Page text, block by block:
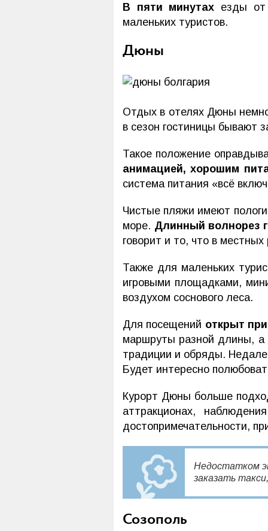
В пяти минутах езды от
маленьких туристов.
Дюны
Отдых в отелях Дюны
в сезон гостиницы бывают
Такое положение
анимацией, хорошим
система питания «всё
Чистые пляжи имеют
море. Длинный волнорез
говорит и то, что в
Также для маленьких
игровыми площадками,
воздухом соснового леса.
Для посещений открыт
маршруты разной длины, а
традиции и обряды.
Будет интересно
Курорт Дюны больше
аттракционах,
достопримечательности,
Недостатком
заказать
Созополь